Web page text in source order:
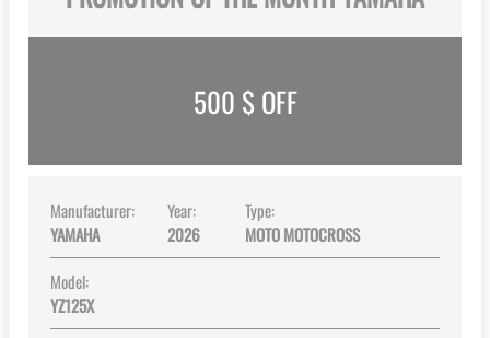
500 $ OFF
Manufacturer:
YAMAHA
Year:
2026
Type:
MOTO MOTOCROSS
Model:
YZ125X